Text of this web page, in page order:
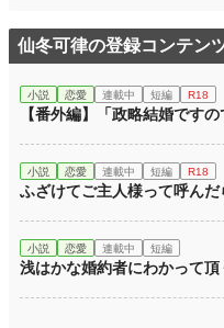
仙冬可律の登録コンテン
小説 恋愛 連載中 短編 R18
【番外編】「政略結婚ですの
小説 恋愛 連載中 短編 R18
ふざけてご主人様って呼ん
小説 恋愛 連載中 短編
浅はかな婚約者にわかって頂